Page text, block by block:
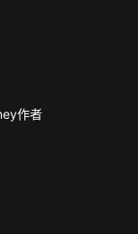
作者